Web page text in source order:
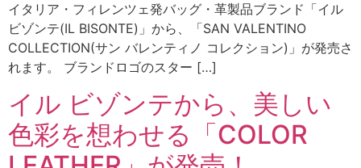
イタリア・フィレンツェ発バッグ・革製品ブランド「イル
ビゾンテ(IL BISONTE)」から、「SAN VALENTINO
COLLECTION(サン バレンティノ コレクション)」が発売さ
れます。 ブランドロゴのスター […]
イル ビゾンテから、美しい
色彩を想わせる「COLOR